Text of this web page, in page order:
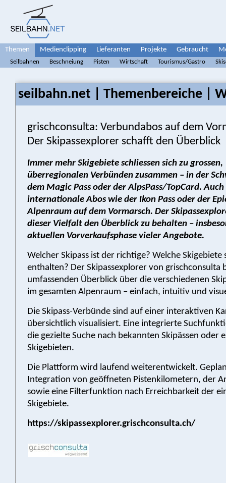
Themen Medienclipping Lieferanten Projekte Gebraucht
Seilbahnen Beschneiung Pisten Wirtschaft Tourismus/Gastro
seilbahn.net | Themenbereiche |
grischconsulta: Verbundabos auf dem
Der Skipassexplorer schafft den Überblick
Immer mehr Skigebiete schliessen sich zu grossen,
überregionalen Verbünden zusammen – in der
dem Magic Pass oder der AlpsPass/TopCard. Auch
internationale Abos wie der Ikon Pass oder der
Alpenraum auf dem Vormarsch. Der
dieser Vielfalt den Überblick zu behalten –
aktuellen Vorverkaufsphase vieler Angebote.
Welcher Skipass ist der richtige? Welche Skigebiete
enthalten? Der Skipassexplorer von grischconsulta
umfassenden Überblick über die verschiedenen
im gesamten Alpenraum – einfach, intuitiv und
Die Skipass-Verbünde sind auf einer interaktiven
übersichtlich visualisiert. Eine integrierte
die gezielte Suche nach bekannten Skipässen oder
Skigebieten.
Die Plattform wird laufend weiterentwickelt.
Integration von geöffneten Pistenkilometern, der
sowie eine Filterfunktion nach Erreichbarkeit der
Skigebiete.
https://skipassexplorer.grischconsulta.ch/